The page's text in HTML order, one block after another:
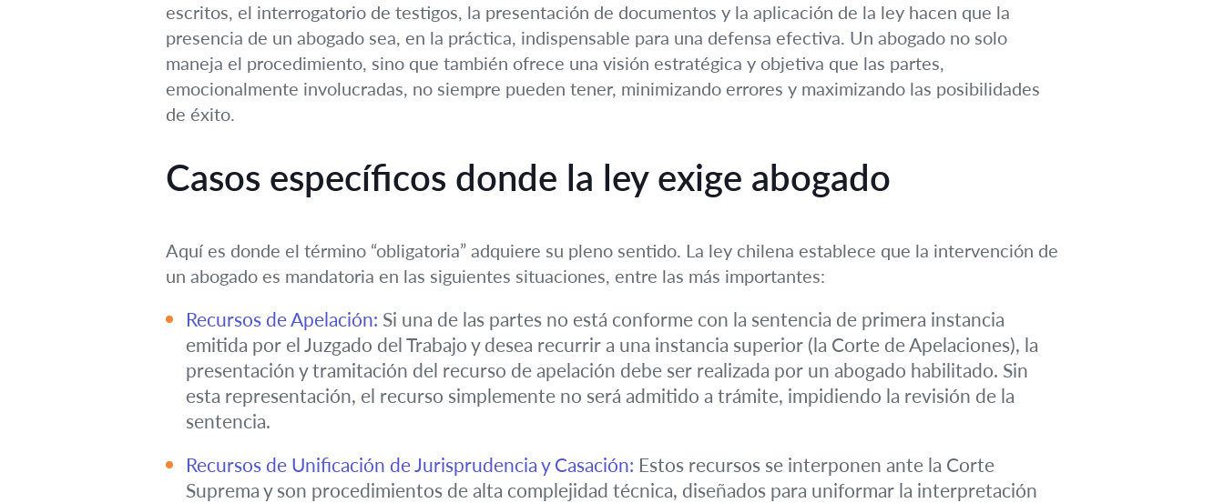
escritos, el interrogatorio de testigos, la presentación de documentos y la aplicación de la ley hacen que la
presencia de un abogado sea, en la práctica, indispensable para una defensa efectiva. Un abogado no solo
maneja el procedimiento, sino que también ofrece una visión estratégica y objetiva que las partes,
emocionalmente involucradas, no siempre pueden tener, minimizando errores y maximizando las posibilidades
de éxito.
Casos específicos donde la ley exige abogado
Aquí es donde el término “obligatoria” adquiere su pleno sentido. La ley chilena establece que la intervención de
un abogado es mandatoria en las siguientes situaciones, entre las más importantes:
Recursos de Apelación: Si una de las partes no está conforme con la sentencia de primera instancia
emitida por el Juzgado del Trabajo y desea recurrir a una instancia superior (la Corte de Apelaciones), la
presentación y tramitación del recurso de apelación debe ser realizada por un abogado habilitado. Sin
esta representación, el recurso simplemente no será admitido a trámite, impidiendo la revisión de la
sentencia.
Recursos de Unificación de Jurisprudencia y Casación: Estos recursos se interponen ante la Corte
Suprema y son procedimientos de alta complejidad técnica, diseñados para uniformar la interpretación